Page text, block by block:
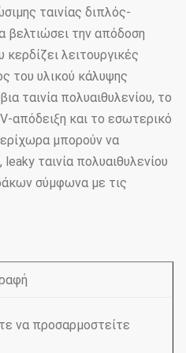
ταινίας διπλός-
την απόδοση
λειτουργικές
του υλικού κάλυψης
ταινία πολυαιθυλενίου, το
απόδειξη και το εσωτερικό
μπορούν να
ταινία πολυαιθυλενίου
σύμφωνα με τις
να προσαρμοστείτε